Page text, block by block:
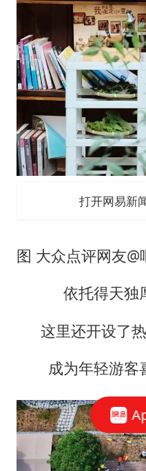
打开网易新
图 大众点评网友@
依托得天独
这里还开设了
成为年轻游客